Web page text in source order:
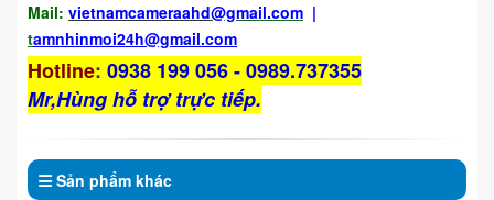
Mail: vietnamcameraahd@gmail.com |
tamnhinmoi24h@gmail.com
Hotline: 0938 199 056 - 0989.737355
Mr,Hùng hỗ trợ trực tiếp.
Sản phẩm khác